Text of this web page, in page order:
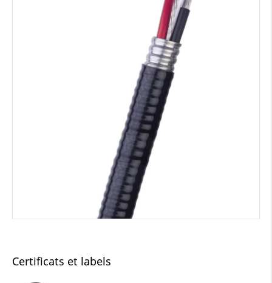
Certificats et labels